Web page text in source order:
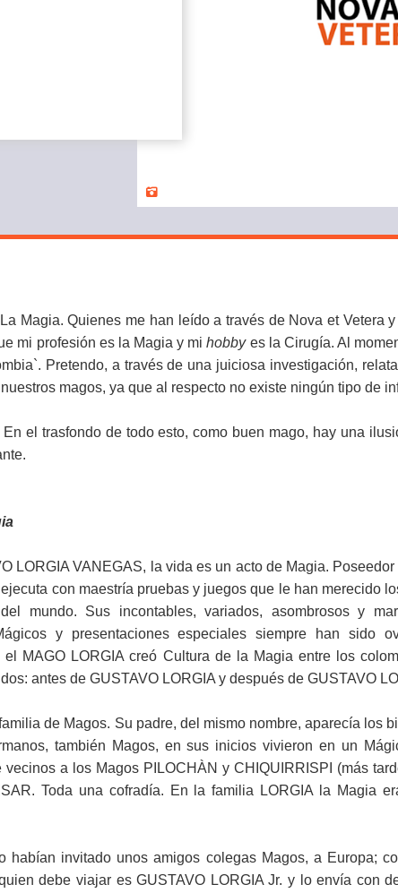
Magia. Quienes me han leído a través de Nova et Vetera
mi profesión es la Magia y mihobbyes la Cirugía. Al
Pretendo, a través de una juiciosa investigación,
magos, ya que al respecto no existe ningún tipo de
el trasfondo de todo esto, como buen mago, hay una
LORGIA VANEGAS, la vida es un acto de Magia.
con maestría pruebas y juegos que le han merecido
mundo. Sus incontables, variados, asombrosos y
y presentaciones especiales siempre han sido
MAGO LORGIA creó Cultura de la Magia entre los
antes de GUSTAVO LORGIA y después de GUSTAVO
de Magos. Su padre, del mismo nombre, aparecía los
también Magos, en sus inicios vivieron en un
a los Magos PILOCHÀN y CHIQUIRRISPI (más
Toda una cofradía. En la familia LORGIA la Magia
habían invitado unos amigos colegas Magos, a Europa;
debe viajar es GUSTAVO LORGIA Jr. y lo envía con